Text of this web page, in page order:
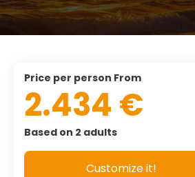
price per person From
2.434 €
Based on 2 adults
Customize it!